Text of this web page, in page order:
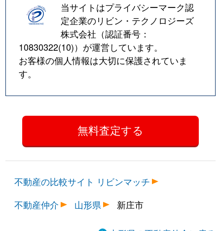
当サイトはプライバシーマーク認
定企業のリビン・テクノロジーズ
株式会社（認証番号：
10830322(10)）が運営しています。
お客様の個人情報は大切に保護されていま
す。
不動産の比較サイト リビンマッチ
不動産仲介
山形県 新庄市